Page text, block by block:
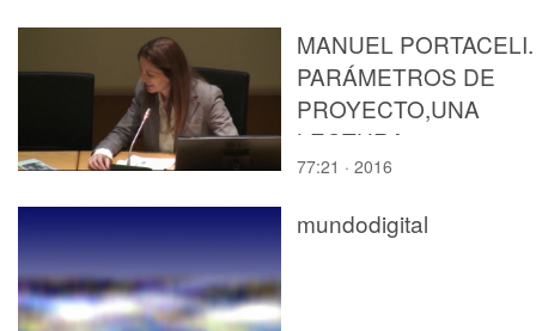
MANUEL PORTACELI.
PARÁMETROS DE
PROYECTO,UNA
LECTURA
TRANSVERSAL.
77:21 · 2016
mundodigital